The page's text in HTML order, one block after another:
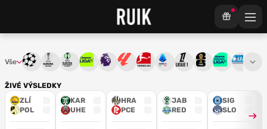
ŽIVÉ VÝSLEDKY
ZLÍ
POL
KAR
UHE
HRA
PCE
JAB
RED
SIG
SLO
Vše Liga mistrůEvropská liga
Konferenční liga
Chance ligaPremier League
La LigaBundesliga
Serie ALigue 1Mistrovství světa
Chance3. ČFL